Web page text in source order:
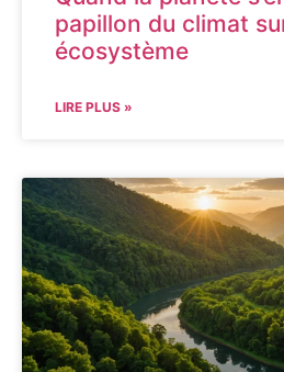
papillon du climat
écosystème
LIRE PLUS »